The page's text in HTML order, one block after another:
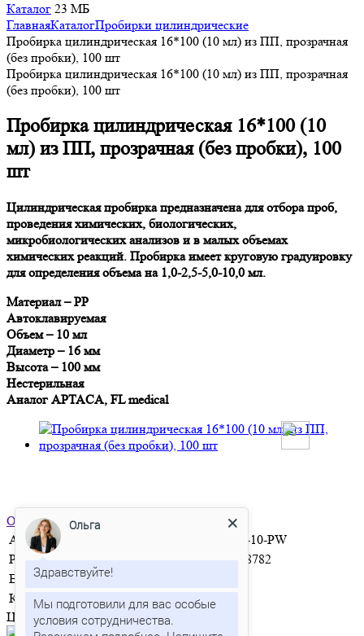
Каталог 23 МБ
ГлавнаяКаталогПробирки цилиндрические
Пробирка цилиндрическая 16*100 (10 мл) из ПП, прозрачная
(без пробки), 100 шт
Пробирка цилиндрическая 16*100 (10 мл) из ПП, прозрачная
(без пробки), 100 шт
Пробирка цилиндрическая 16*100 (10
мл) из ПП, прозрачная (без пробки), 100
шт
Цилиндрическая пробирка предназначена для отбора проб,
проведения химических, биологических,
микробиологических анализов и в малых объемах
химических реакций. Пробирка имеет круговую градуировку
для определения объема на 1,0-2,5-5,0-10,0 мл.
Материал – PP
Автоклавируемая
Объем – 10 мл
Диаметр – 16 мм
Высота – 100 мм
Нестерильная
Аналог APTACA, FL medical
Отправить заявку
Артикул
BIO-U-10-PW
Регистрационное удостоверение №
2022/18782
Единица измерения
Количество в упаковке
Цена по запросу
Ольга
Здравствуйте!
Мы подготовили для вас особые
условия сотрудничества.